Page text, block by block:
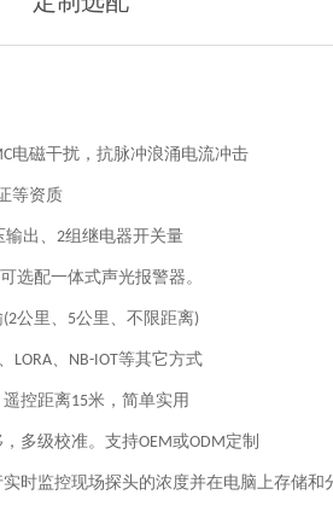
电磁干扰，抗脉冲浪涌电流冲击
等资质
出、 2组继电器开关量
可选配一体式声光报警器。
(2公里、 5公里、不限距离)
、 LORA、 NB-IOT等其它方式
控距离15米，简单实用
多级校准。支持OEM或ODM定制
时监控现场探头的浓度并在电脑上存储和